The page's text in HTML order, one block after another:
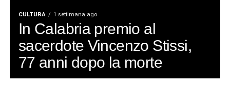
CULTURA 1 settimana ago
In Calabria premio al
sacerdote Vincenzo Stissi,
77 anni dopo la morte